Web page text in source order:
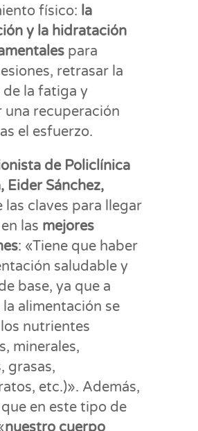
físico: la
y la hidratación
para
retrasar la
la fatiga y
una recuperación
el esfuerzo.
de Policlínica
Eider Sánchez,
las claves para llegar
las mejores
: «Tiene que haber
saludable y
base, ya que a
alimentación se
nutrientes
minerales,
grasas,
etc.)». Además,
en este tipo de
nuestro cuerpo